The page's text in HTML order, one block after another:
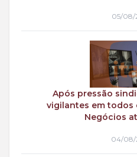
05/08/
Após pressão
vigilantes em todos
Negócios
04/08/